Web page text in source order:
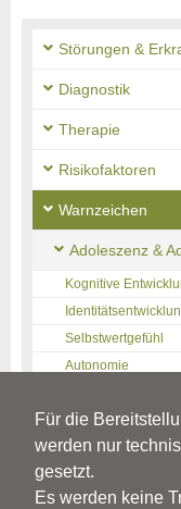
Für die
werden nur
gesetzt.
Es werden keine
Störungen &
Diagnostik
Therapie
Risikofaktoren
Warnzeichen
Adoleszenz &
Kognitive
Selbstwertgefühl
Autonomie
Adoleszenzkrisen
Quellen
Ängstlichkeit &
Ängste